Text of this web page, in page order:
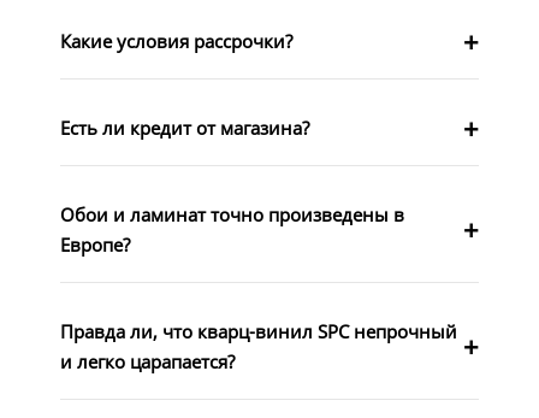
Какие условия рассрочки?
Есть ли кредит от магазина?
Обои и ламинат точно произведены в
Европе?
Правда ли, что кварц-винил SPC непрочный
и легко царапается?